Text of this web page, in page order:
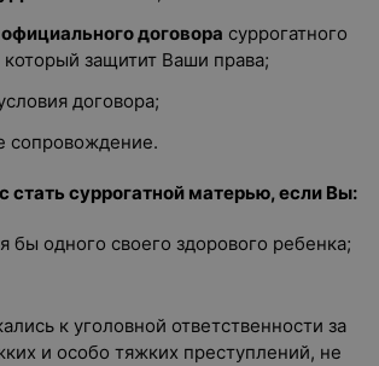
официального договора суррогатного
который защитит Ваши права;
договора;
сопровождение.
стать суррогатной матерью, если Вы:
бы одного своего здорового ребенка;
к уголовной ответственности за
и особо тяжких преступлений, не